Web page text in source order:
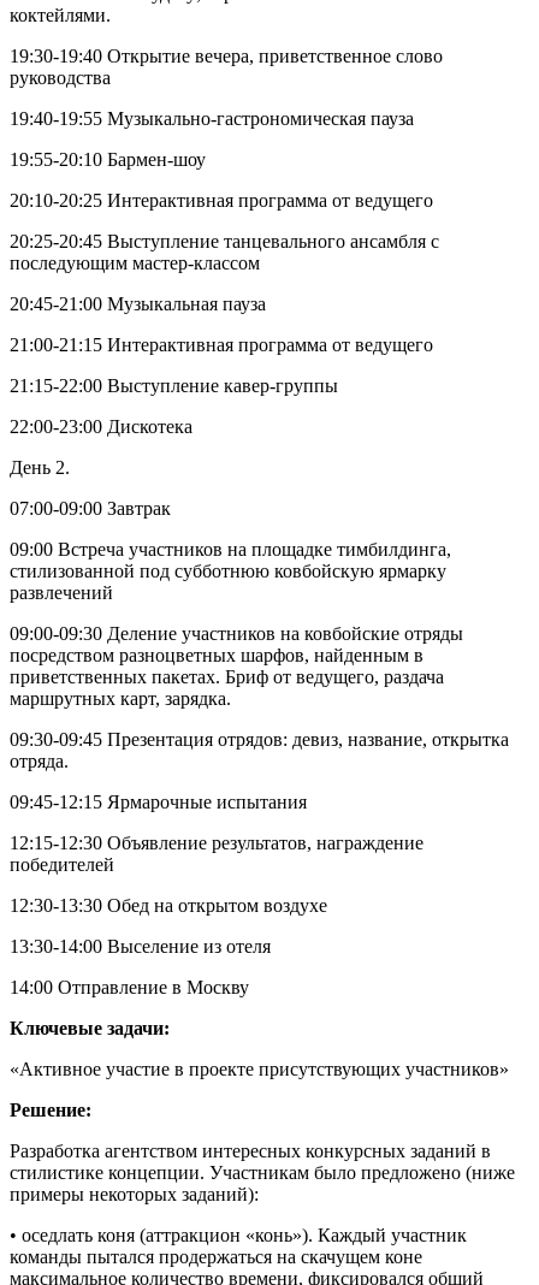
коктейлями.
19:30-19:40 Открытие вечера, приветственное слово
руководства
19:40-19:55 Музыкально-гастрономическая пауза
19:55-20:10 Бармен-шоу
20:10-20:25 Интерактивная программа от ведущего
20:25-20:45 Выступление танцевального ансамбля с
последующим мастер-классом
20:45-21:00 Музыкальная пауза
21:00-21:15 Интерактивная программа от ведущего
21:15-22:00 Выступление кавер-группы
22:00-23:00 Дискотека
День 2.
07:00-09:00 Завтрак
09:00 Встреча участников на площадке тимбилдинга,
стилизованной под субботнюю ковбойскую ярмарку
развлечений
09:00-09:30 Деление участников на ковбойские отряды
посредством разноцветных шарфов, найденным в
приветственных пакетах. Бриф от ведущего, раздача
маршрутных карт, зарядка.
09:30-09:45 Презентация отрядов: девиз, название, открытка
отряда.
09:45-12:15 Ярмарочные испытания
12:15-12:30 Объявление результатов, награждение
победителей
12:30-13:30 Обед на открытом воздухе
13:30-14:00 Выселение из отеля
14:00 Отправление в Москву
Ключевые задачи:
«Активное участие в проекте присутствующих участников»
Решение:
Разработка агентством интересных конкурсных заданий в
стилистике концепции. Участникам было предложено (ниже
примеры некоторых заданий):
• оседлать коня (аттракцион «конь»). Каждый участник
команды пытался продержаться на скачущем коне
максимальное количество времени, фиксировался общий